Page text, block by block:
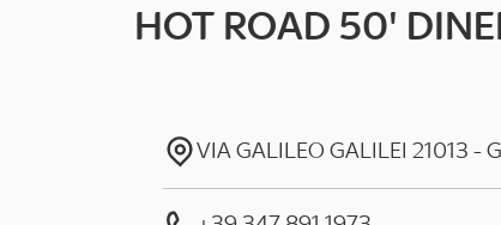
HOT ROAD 50'
VIA GALILEO GALILEI 21013 -